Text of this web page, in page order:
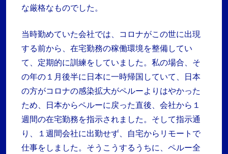
な厳格なものでした。
当時勤めていた会社では、コロナがこの世に出現
する前から、在宅勤務の稼働環境を整備してい
て、定期的に訓練をしていました。私の場合、そ
の年の１月後半に日本に一時帰国していて、日本
の方がコロナの感染拡大がペルーよりはやかった
ため、日本からペルーに戻った直後、会社から１
週間の在宅勤務を指示されました。そして指示通
り、１週間会社に出勤せず、自宅からリモートで
仕事をしました。そうこうするうちに、ペルー全